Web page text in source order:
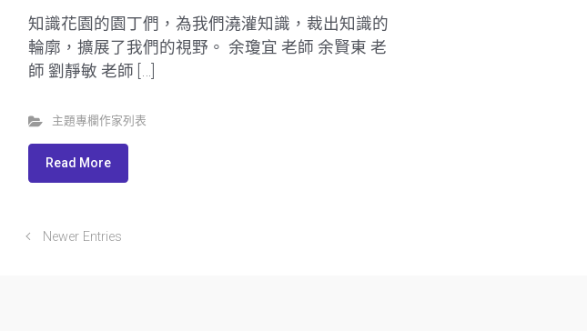
知識花園的園丁們，為我們澆灌知識，裁出知識的
輪廓，擴展了我們的視野。 余瓊宜 老師 余賢東 老
師 劉靜敏 老師 […]
主題專欄作家列表
Read More
Newer Entries